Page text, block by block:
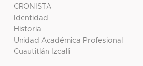
CRONISTA
Identidad
Historia
Unidad Académica Profesional
Cuautitlán Izcalli